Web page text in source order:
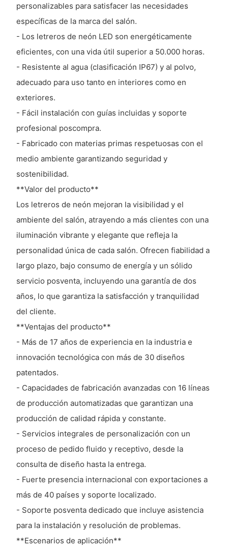
personalizables para satisfacer las necesidades
específicas de la marca del salón.
- Los letreros de neón LED son energéticamente
eficientes, con una vida útil superior a 50.000 horas.
- Resistente al agua (clasificación IP67) y al polvo,
adecuado para uso tanto en interiores como en
exteriores.
- Fácil instalación con guías incluidas y soporte
profesional poscompra.
- Fabricado con materias primas respetuosas con el
medio ambiente garantizando seguridad y
sostenibilidad.
**Valor del producto**
Los letreros de neón mejoran la visibilidad y el
ambiente del salón, atrayendo a más clientes con una
iluminación vibrante y elegante que refleja la
personalidad única de cada salón. Ofrecen fiabilidad a
largo plazo, bajo consumo de energía y un sólido
servicio posventa, incluyendo una garantía de dos
años, lo que garantiza la satisfacción y tranquilidad
del cliente.
**Ventajas del producto**
- Más de 17 años de experiencia en la industria e
innovación tecnológica con más de 30 diseños
patentados.
- Capacidades de fabricación avanzadas con 16 líneas
de producción automatizadas que garantizan una
producción de calidad rápida y constante.
- Servicios integrales de personalización con un
proceso de pedido fluido y receptivo, desde la
consulta de diseño hasta la entrega.
- Fuerte presencia internacional con exportaciones a
más de 40 países y soporte localizado.
- Soporte posventa dedicado que incluye asistencia
para la instalación y resolución de problemas.
**Escenarios de aplicación**